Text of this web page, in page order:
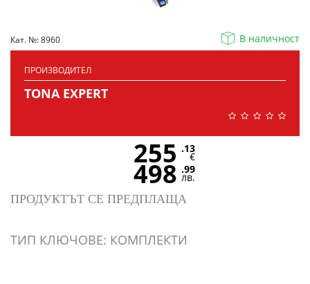
Кат. №: 8960 В наличност
ПРОИЗВОДИТЕЛ
TONA EXPERT
ПРОДУКТЪТ СЕ ПРЕДПЛАЩА
ТИП КЛЮЧОВЕ: КОМПЛЕКТИ
255 .13
€
498 .99
лв.